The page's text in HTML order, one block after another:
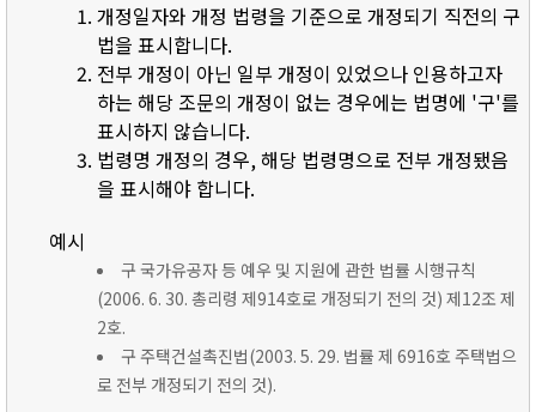
개정일자와 개정 법령을 기준으로 개정되기 직전의 구
법을 표시합니다.
전부 개정이 아닌 일부 개정이 있었으나 인용하고자
하는 해당 조문의 개정이 없는 경우에는 법명에 '구'를
표시하지 않습니다.
법령명 개정의 경우, 해당 법령명으로 전부 개정됐음
을 표시해야 합니다.
예시
구 국가유공자 등 예우 및 지원에 관한 법률 시행규칙
(2006. 6. 30. 총리령 제914호로 개정되기 전의 것) 제12조 제
2호.
구 주택건설촉진법(2003. 5. 29. 법률 제 6916호 주택법으
로 전부 개정되기 전의 것).